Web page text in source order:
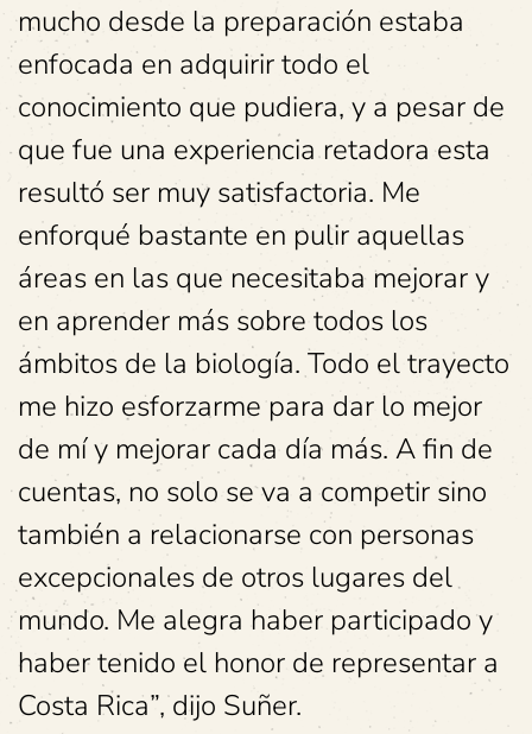
mucho desde la preparación estaba
enfocada en adquirir todo el
conocimiento que pudiera, y a pesar de
que fue una experiencia retadora esta
resultó ser muy satisfactoria. Me
enforqué bastante en pulir aquellas
áreas en las que necesitaba mejorar y
en aprender más sobre todos los
ámbitos de la biología. Todo el trayecto
me hizo esforzarme para dar lo mejor
de mí y mejorar cada día más. A fin de
cuentas, no solo se va a competir sino
también a relacionarse con personas
excepcionales de otros lugares del
mundo. Me alegra haber participado y
haber tenido el honor de representar a
Costa Rica”, dijo Suñer.